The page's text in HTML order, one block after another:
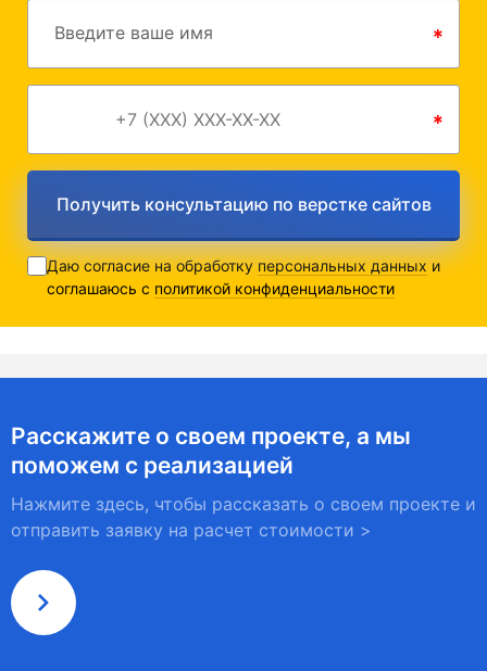
Введите ваше имя *
*
Получить консультацию по верстке сайтов
Даю согласие на обработкуперсональных данныхи
соглашаюсь с политикой конфиденциальности
Расскажите о своем проекте, а мы
поможем с реализацией
Нажмите здесь, чтобы рассказать о своем проекте и
отправить заявку на расчет стоимости >